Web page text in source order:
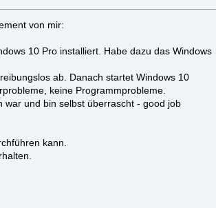
von mir:
10 Pro installiert. Habe dazu das Windows
ab. Danach startet Windows 10
keine Programmprobleme.
war und bin selbst überrascht - good job
kann.